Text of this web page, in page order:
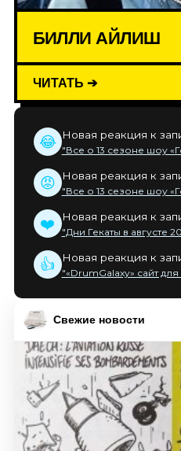
БИЛЛИ АЙЛИШ
ЧИТАТЬ ➔
😂 Новая реакция к
"Все о 13 сезоне шоу
😡 Новая реакция к
"Все о 13 сезоне шоу
❤️ Новая реакция к
"Дни Гекаты в августе
👍 Новая реакция к
"«DrumGalaxy» сайт
Свежие новости